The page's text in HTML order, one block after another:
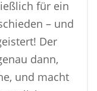
für ein
– und
Der
dann,
und macht